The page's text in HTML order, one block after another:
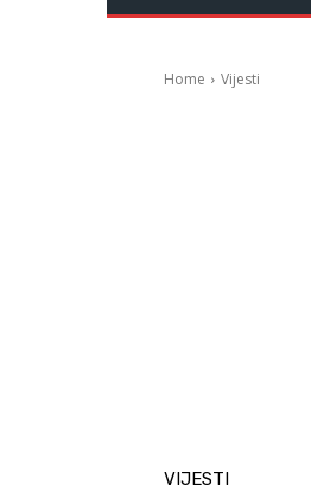
Home Vijesti
VIJESTI